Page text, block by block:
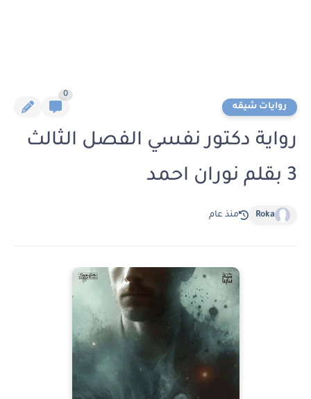
روايات شيقه
0
رواية دكتور نفسي الفصل الثالث
3 بقلم نوران احمد
Roka منذ عام